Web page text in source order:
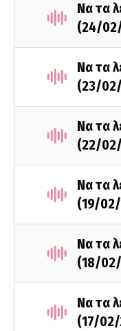
Να τα
(24/
Να τα
(23/
Να τα
(22/
Να τα
(19/
Να τα
(18/
Να τα
(17/02/